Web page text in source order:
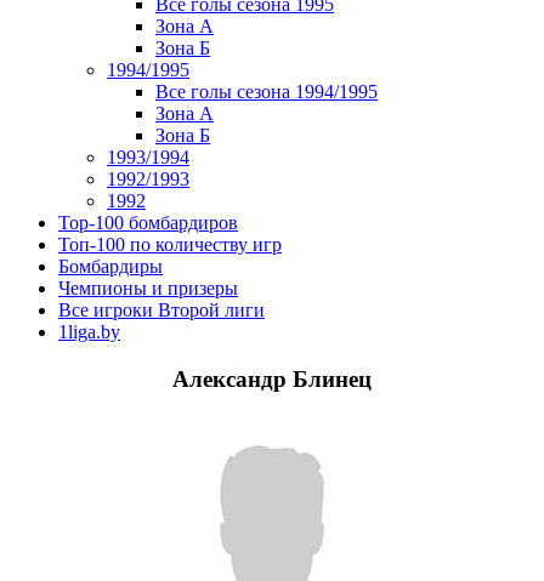
Все голы сезона 1995
Зона А
Зона Б
1994/1995
Все голы сезона 1994/1995
Зона А
Зона Б
1993/1994
1992/1993
1992
Top-100 бомбардиров
Топ-100 по количеству игр
Бомбардиры
Чемпионы и призеры
Все игроки Второй лиги
1liga.by
Александр Блинец